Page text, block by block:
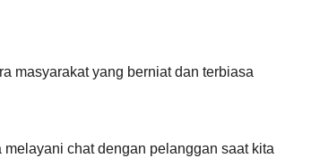
masyarakat yang berniat dan terbiasa
chat dengan pelanggan saat kita